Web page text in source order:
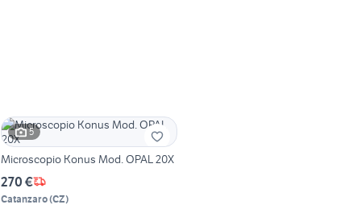
5
Microscopio Konus Mod. OPAL 20X
270 €
Catanzaro(CZ)